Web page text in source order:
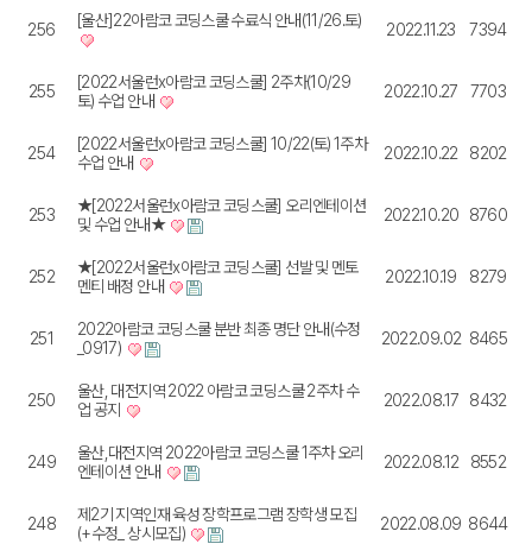
256 [울산]22아람코 코딩스쿨 수료식 안내(11/26.토) 2022.11.23 7394
255
[2022서울런x아람코 코딩스쿨] 2주차(10/29
토) 수업 안내
2022.10.27 7703
254
[2022서울런x아람코 코딩스쿨] 10/22(토) 1주차
수업 안내
2022.10.22 8202
253
★[2022서울런x아람코 코딩스쿨] 오리엔테이션
및 수업 안내★
2022.10.20 8760
252
★[2022서울런x아람코 코딩스쿨] 선발 및 멘토
멘티 배정 안내
2022.10.19 8279
251
2022아람코 코딩스쿨 분반 최종 명단 안내(수정
_0917)
2022.09.02 8465
250
울산, 대전지역 2022 아람코 코딩스쿨 2주차 수
업 공지
2022.08.17 8432
249
울산,대전지역 2022아람코 코딩스쿨 1주차 오리
엔테이션 안내
2022.08.12 8552
248
제2기 지역인재 육성 장학프로그램 장학생 모집
(+수정_ 상시모집)
2022.08.09 8644